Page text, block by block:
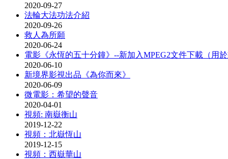
2020-09-27
法輪大法功法介紹
2020-09-26
救人為所願
2020-06-24
電影《永恆的五十分鐘》--新加入MPEG2文件下載（用於
2020-06-10
新境界影視出品《為你而來》
2020-06-09
微電影：希望的聲音
2020-04-01
視頻: 南嶽衡山
2019-12-22
視頻：北嶽恆山
2019-12-15
視頻：西嶽華山